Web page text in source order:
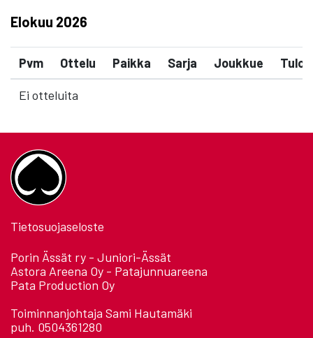
Elokuu 2026
Pvm Ottelu Paikka Sarja Joukkue Tulos
Ei otteluita
Tietosuojaseloste
Porin Ässät ry - Juniori-Ässät
Astora Areena Oy - Patajunnuareena
Pata Production Oy
Toiminnanjohtaja Sami Hautamäki
puh. 0504361280